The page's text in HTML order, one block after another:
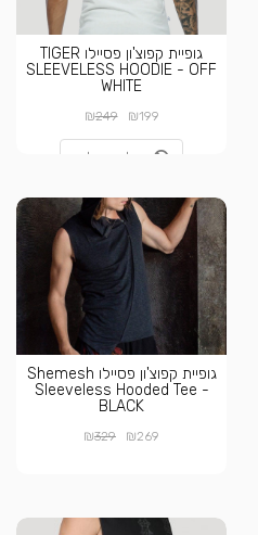
גופיית קפוצ'ון פסיילו TIGER
SLEEVELESS HOODIE - OFF
WHITE
₪199
₪249
אזל מהמלאי
גופיית קפוצ'ון פסיילו Shemesh
Sleeveless Hooded Tee -
BLACK
₪269
₪329